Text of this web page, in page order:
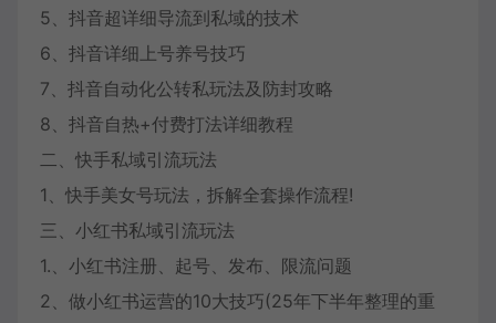
5、抖音超详细导流到私域的技术
6、抖音详细上号养号技巧
7、抖音自动化公转私玩法及防封攻略
8、抖音自热+付费打法详细教程
二、快手私域引流玩法
1、快手美女号玩法，拆解全套操作流程!
三、小红书私域引流玩法
1.、小红书注册、起号、发布、限流问题
2、做小红书运营的10大技巧(25年下半年整理的重